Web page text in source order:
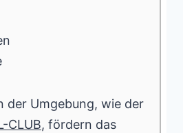
der Umgebung, wie der
CLUB, fördern das